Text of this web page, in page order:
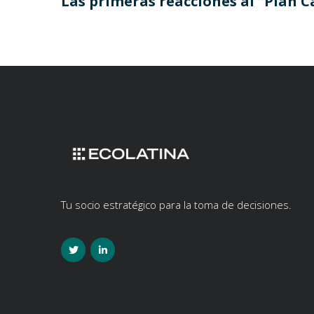
Tu socio estratégico para la toma de decisiones.